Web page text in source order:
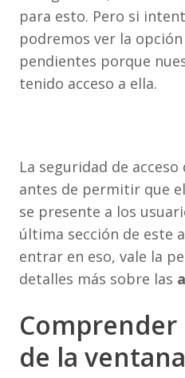
para esto. Pero si
podremos ver la
pendientes porque
tenido acceso a ella.
La seguridad de
antes de permitir que
se presente a los
última sección de este
entrar en eso, vale la
detalles más sobre las
Comprender
de la ventana